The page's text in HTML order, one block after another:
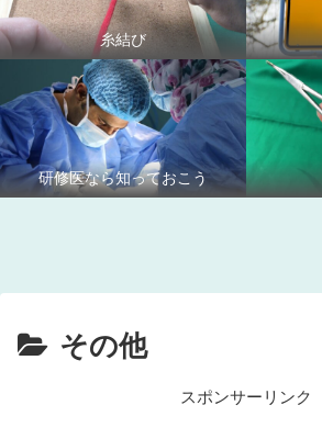
糸結び
研修医なら知っておこう
その他
スポンサーリンク